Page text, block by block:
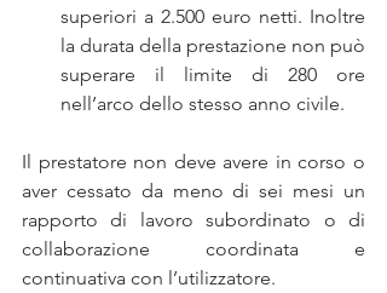
superiori a 2.500 euro netti. Inoltre
la durata della prestazione non può
superare il limite di 280 ore
nell’arco dello stesso anno civile.
Il prestatore non deve avere in corso o
aver cessato da meno di sei mesi un
rapporto di lavoro subordinato o di
collaborazione coordinata e
continuativa con l’utilizzatore.